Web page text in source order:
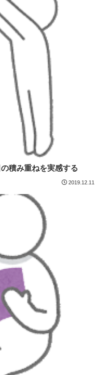
積み重ねを実感する
2019.12.11